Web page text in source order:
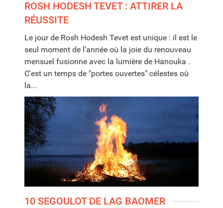
ROSH HODESH TEVET : ATTIRER LA
RÉUSSITE
Le jour de Rosh Hodesh Tevet est unique : il est le
seul moment de l'année où la joie du renouveau
mensuel fusionne avec la lumière de Hanouka .
C'est un temps de "portes ouvertes" célestes où
la...
10 SEGOULOT DE LAG BAOMER